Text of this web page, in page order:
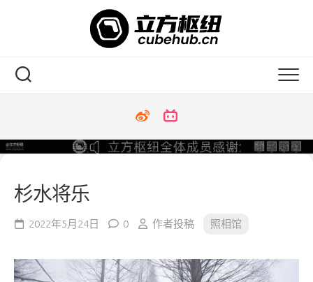
杉水将乐
2022年5月24日 0 作者投稿 照相馆